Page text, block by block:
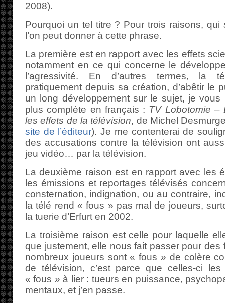
2008).
Pourquoi un tel titre ? Pour trois raisons,
l’on peut donner à cette phrase.
La première est en rapport avec les effets
notamment en ce qui concerne le
l’agressivité. En d’autres termes, la
pratiquement depuis sa création, d’abêtir le
un long développement sur le sujet, je
plus complète en français : TV Lobotomie –
les effets de la télévision, de Michel
site de l’éditeur). Je me contenterai de
des accusations contre la télévision ont
jeu vidéo… par la télévision.
La deuxième raison est en rapport avec les
les émissions et reportages télévisés
consternation, indignation, ou au contraire,
la télé rend « fous » pas mal de joueurs,
la tuerie d’Erfurt en 2002.
La troisième raison est celle pour laquelle
que justement, elle nous fait passer pour des
nombreux joueurs sont « fous » de colère
de télévision, c’est parce que celles-ci
« fous » à lier : tueurs en puissance,
mentaux, et j’en passe.